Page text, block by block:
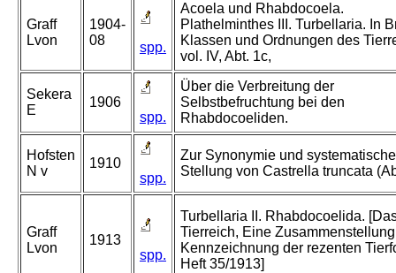
Graff
Lvon
1904-
08
spp.
Acoela und Rhabdocoela.
Plathelminthes III. Turbellaria. In
Klassen und Ordnungen des
vol. IV, Abt. 1c,
Sekera
E
1906
spp.
Über die Verbreitung der
Selbstbefruchtung bei den
Rhabdocoeliden.
Hofsten
N v
1910
spp.
Zur Synonymie und
Stellung von Castrella truncata
Graff
Lvon
1913
spp.
Turbellaria II. Rhabdocoelida.
Tierreich, Eine
Kennzeichnung der rezenten
Heft 35/1913]